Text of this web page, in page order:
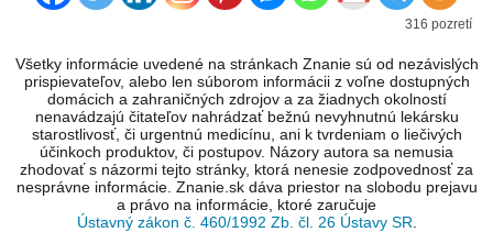
316 pozretí
Všetky informácie uvedené na stránkach Znanie sú od nezávislých
prispievateľov, alebo len súborom informácii z voľne dostupných
domácich a zahraničných zdrojov a za žiadnych okolností
nenavádzajú čitateľov nahrádzať bežnú nevyhnutnú lekársku
starostlivosť, či urgentnú medicínu, ani k tvrdeniam o liečivých
účinkoch produktov, či postupov. Názory autora sa nemusia
zhodovať s názormi tejto stránky, ktorá nenesie zodpovednosť za
nesprávne informácie. Znanie.sk dáva priestor na slobodu prejavu
a právo na informácie, ktoré zaručuje
Ústavný zákon č. 460/1992 Zb. čl. 26 Ústavy SR